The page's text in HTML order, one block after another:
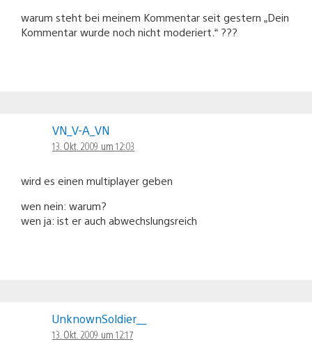
warum steht bei meinem Kommentar seit gestern „Dein
Kommentar wurde noch nicht moderiert.“ ???
VN_V-A_VN
13. Okt. 2009 um 12:03
wird es einen multiplayer geben
wen nein: warum?
wen ja: ist er auch abwechslungsreich
UnknownSoldier__
13. Okt. 2009 um 12:17